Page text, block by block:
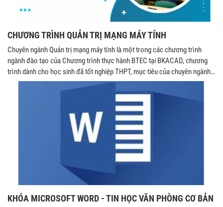
CHƯƠNG TRÌNH QUẢN TRỊ MẠNG MÁY TÍNH
Chuyên ngành Quản trị mạng máy tính là một trong các chương trình
ngành đào tạo của Chương trình thực hành BTEC tại BKACAD, chương
trình dành cho học sinh đã tốt nghiệp THPT, mục tiêu của chuyên ngành
nhằm cung cấp cho sinh viên: Nền tảng kiến thức và kỹ năng về hệ thống
mạng Quốc tế Khả năng nghiên cứu, thiết kế, phát triển, vận hành và duy
trì mạng máy tính và bảo mật hệ thống mạng Quốc tế Kỹ năng tiếng Anh
chuyên ngành công nghệ thông tin Các kỹ năng mềm quan trọng để làm
việc trong môi trường Quốc tế
KHÓA MICROSOFT WORD - TIN HỌC VĂN PHÒNG CƠ BẢN